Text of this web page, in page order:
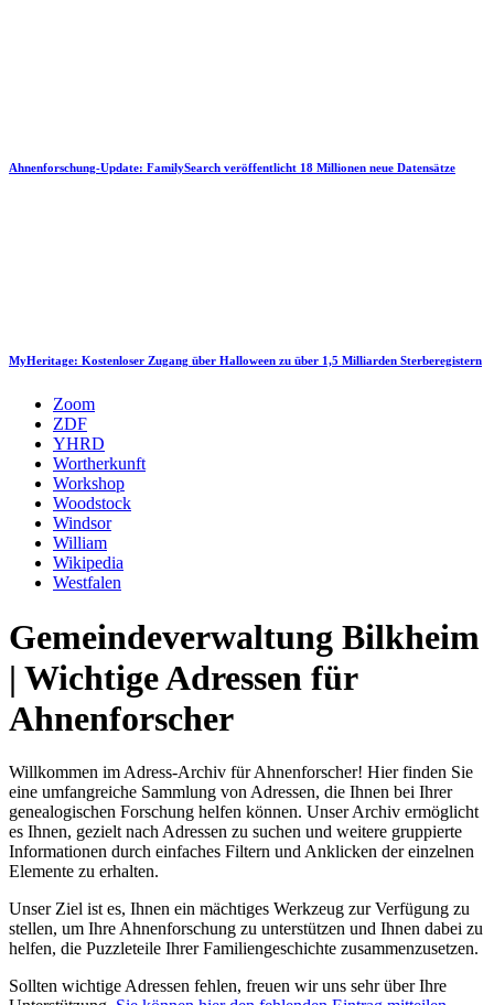
Ahnenforschung-Update: FamilySearch veröffentlicht 18 Millionen neue Datensätze
MyHeritage: Kostenloser Zugang über Halloween zu über 1,5 Milliarden Sterberegistern
Zoom
ZDF
YHRD
Wortherkunft
Workshop
Woodstock
Windsor
William
Wikipedia
Westfalen
Gemeindeverwaltung Bilkheim
| Wichtige Adressen für
Ahnenforscher
Willkommen im Adress-Archiv für Ahnenforscher! Hier finden Sie
eine umfangreiche Sammlung von Adressen, die Ihnen bei Ihrer
genealogischen Forschung helfen können. Unser Archiv ermöglicht
es Ihnen, gezielt nach Adressen zu suchen und weitere gruppierte
Informationen durch einfaches Filtern und Anklicken der einzelnen
Elemente zu erhalten.
Unser Ziel ist es, Ihnen ein mächtiges Werkzeug zur Verfügung zu
stellen, um Ihre Ahnenforschung zu unterstützen und Ihnen dabei zu
helfen, die Puzzleteile Ihrer Familiengeschichte zusammenzusetzen.
Sollten wichtige Adressen fehlen, freuen wir uns sehr über Ihre